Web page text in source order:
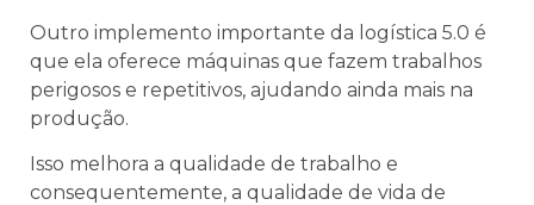
Outro implemento importante da logística 5.0 é
que ela oferece máquinas que fazem trabalhos
perigosos e repetitivos, ajudando ainda mais na
produção.
Isso melhora a qualidade de trabalho e
consequentemente, a qualidade de vida de